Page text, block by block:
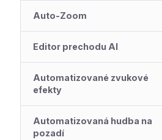
Auto-Zoom
Editor prechodu AI
Automatizované zvukové
efekty
Automatizovaná hudba na
pozadí